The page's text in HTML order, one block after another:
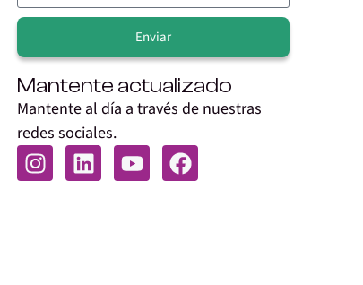
Enviar
Mantente actualizado
Mantente al día a través de nuestras
redes sociales.